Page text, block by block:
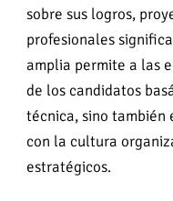
sobre sus logros,
profesionales
amplia permite a las
de los candidatos
técnica, sino también
con la cultura
estratégicos.